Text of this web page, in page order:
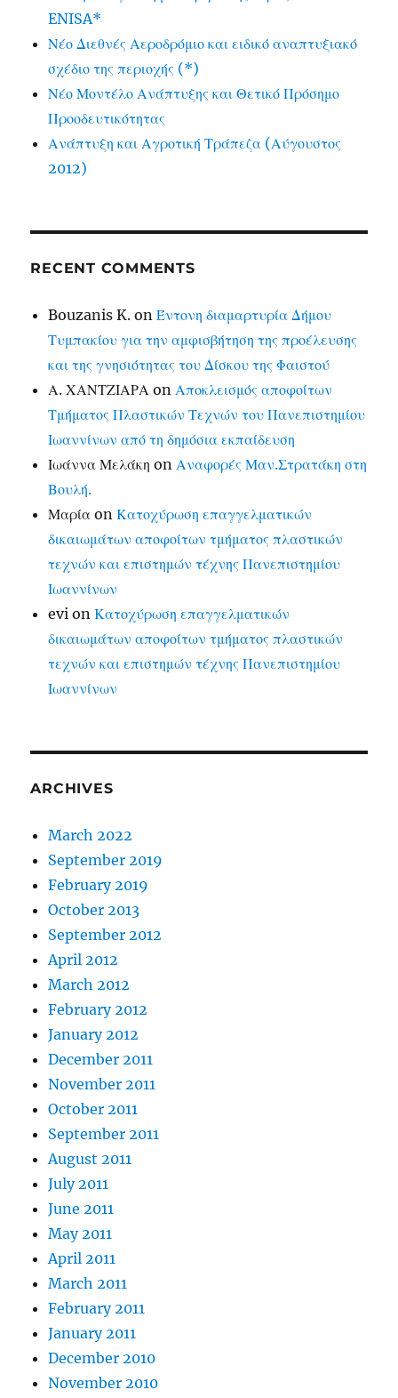
ENISA*
Νέο Διεθνές Αεροδρόμιο και ειδικό αναπτυξιακό
σχέδιο της περιοχής (*)
Νέο Μοντέλο Ανάπτυξης και Θετικό Πρόσημο
Προοδευτικότητας
Ανάπτυξη και Αγροτική Τράπεζα (Αύγουστος
2012)
RECENT COMMENTS
Bouzanis K. onΈντονη διαμαρτυρία Δήμου
Τυμπακίου για την αμφισβήτηση της προέλευσης
και της γνησιότητας του Δίσκου της Φαιστού
Α. ΧΑΝΤΖΙΑΡΑ onΑποκλεισμός αποφοίτων
Τμήματος Πλαστικών Τεχνών του Πανεπιστημίου
Ιωαννίνων από τη δημόσια εκπαίδευση
Ιωάννα Μελάκη onΑναφορές Μαν.Στρατάκη στη
Βουλή.
Μαρία onΚατοχύρωση επαγγελματικών
δικαιωμάτων αποφοίτων τμήματος πλαστικών
τεχνών και επιστημών τέχνης Πανεπιστημίου
Ιωαννίνων
evi onΚατοχύρωση επαγγελματικών
δικαιωμάτων αποφοίτων τμήματος πλαστικών
τεχνών και επιστημών τέχνης Πανεπιστημίου
Ιωαννίνων
ARCHIVES
March 2022
September 2019
February 2019
October 2013
September 2012
April 2012
March 2012
February 2012
January 2012
December 2011
November 2011
October 2011
September 2011
August 2011
July 2011
June 2011
May 2011
April 2011
March 2011
February 2011
January 2011
December 2010
November 2010